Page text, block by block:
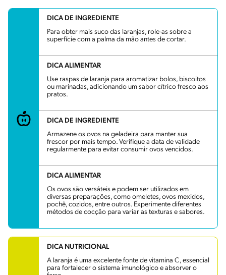
DICA DE INGREDIENTE
Para obter mais suco das laranjas, role-as sobre a
superfície com a palma da mão antes de cortar.
DICA ALIMENTAR
Use raspas de laranja para aromatizar bolos, biscoitos
ou marinadas, adicionando um sabor cítrico fresco aos
pratos.
DICA DE INGREDIENTE
Armazene os ovos na geladeira para manter sua
frescor por mais tempo. Verifique a data de validade
regularmente para evitar consumir ovos vencidos.
DICA ALIMENTAR
Os ovos são versáteis e podem ser utilizados em
diversas preparações, como omeletes, ovos mexidos,
pochê, cozidos, entre outros. Experimente diferentes
métodos de cocção para variar as texturas e sabores.
DICA NUTRICIONAL
A laranja é uma excelente fonte de vitamina C, essencial
para fortalecer o sistema imunológico e absorver o